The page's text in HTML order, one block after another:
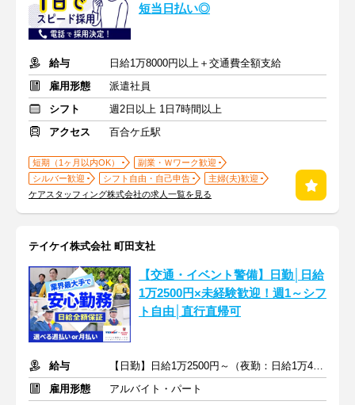
短当日払い◎
給与
日給1万8000円以上＋交通費全額支給
雇用形態
派遣社員
シフト
週2日以上 1日7時間以上
アクセス
百合ケ丘駅
短期（1ヶ月以内OK）
副業・Ｗワーク歓迎
シルバー歓迎
シフト自由・自己申告
主婦(夫)歓迎
ケアスタッフィング株式会社の求人一覧を見る
テイケイ株式会社 町田支社
【交通・イベント警備】日勤│日給
1万2500円×未経験歓迎！週1～シフ
ト自由│直行直帰可
給与
【日勤】日給1万2500円～（夜勤：日給1万4000円～）
雇用形態
アルバイト・パート